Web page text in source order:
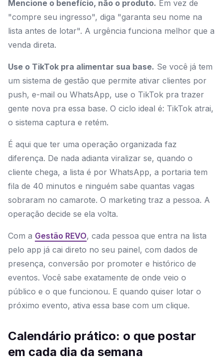
Mencione o benefício, não o produto. Em vez de
"compre seu ingresso", diga "garanta seu nome na
lista antes de lotar". A urgência funciona melhor que a
venda direta.
Use o TikTok pra alimentar sua base. Se você já tem
um sistema de gestão que permite ativar clientes por
push, e-mail ou WhatsApp, use o TikTok pra trazer
gente nova pra essa base. O ciclo ideal é: TikTok atrai,
o sistema captura e retém.
É aqui que ter uma operação organizada faz
diferença. De nada adianta viralizar se, quando o
cliente chega, a lista é por WhatsApp, a portaria tem
fila de 40 minutos e ninguém sabe quantas vagas
sobraram no camarote. O marketing traz a pessoa. A
operação decide se ela volta.
Com a Gestão REVO, cada pessoa que entra na lista
pelo app já cai direto no seu painel, com dados de
presença, conversão por promoter e histórico de
eventos. Você sabe exatamente de onde veio o
público e o que funcionou. E quando quiser lotar o
próximo evento, ativa essa base com um clique.
Calendário prático: o que postar
em cada dia da semana